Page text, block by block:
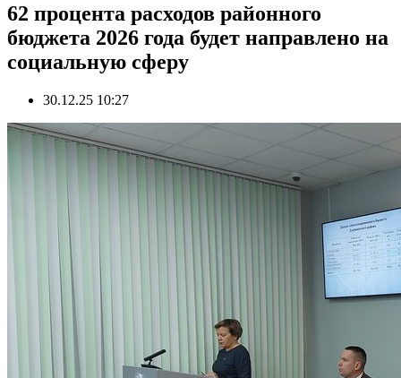
62 процента расходов районного
бюджета 2026 года будет направлено на
социальную сферу
30.12.25 10:27